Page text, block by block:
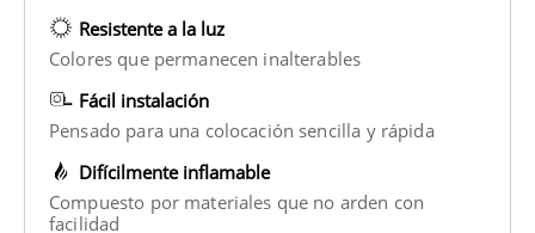
Resistente a la luz
Colores que permanecen inalterables
Fácil instalación
Pensado para una colocación sencilla y rápida
Difícilmente inflamable
Compuesto por materiales que no arden con
facilidad